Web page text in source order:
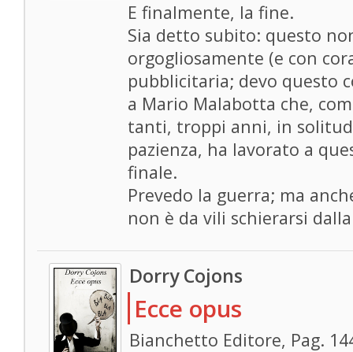
E finalmente, la fine.
Sia detto subito: questo
orgogliosamente (e con
pubblicitaria; devo questo
a Mario Malabotta che,
tanti, troppi anni, in
pazienza, ha lavorato a
finale.
Prevedo la guerra; ma
non è da vili schierarsi
Dorry Cojons
Ecce opus
Bianchetto Editore, Pag.